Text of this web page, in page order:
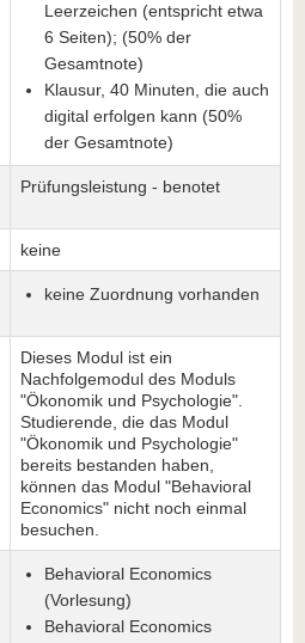
Leerzeichen (entspricht etwa
6 Seiten); (50% der
Gesamtnote)
Klausur, 40 Minuten, die auch
digital erfolgen kann (50%
der Gesamtnote)
Prüfungsleistung - benotet
keine
keine Zuordnung vorhanden
Dieses Modul ist ein
Nachfolgemodul des Moduls
"Ökonomik und Psychologie".
Studierende, die das Modul
"Ökonomik und Psychologie"
bereits bestanden haben,
können das Modul "Behavioral
Economics" nicht noch einmal
besuchen.
Behavioral Economics
(Vorlesung)
Behavioral Economics